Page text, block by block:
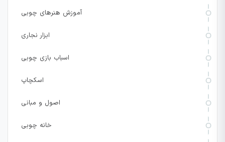
آموزش هنرهای چوبی
ابزار نجاری
اسباب بازی چوبی
اسکچاپ
اصول و مبانی
خانه چوبی